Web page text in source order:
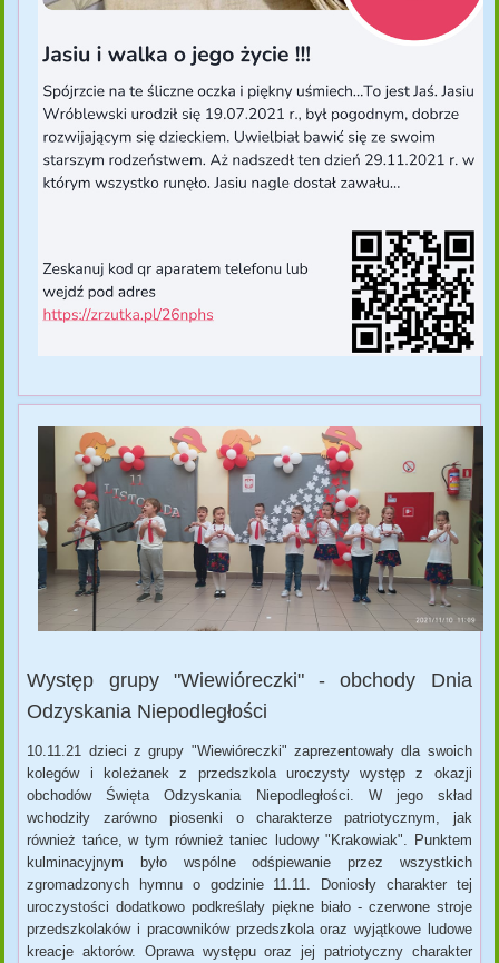
Występ grupy "Wiewióreczki" - obchody Dnia
Odzyskania Niepodległości
10.11.21 dzieci z grupy "Wiewióreczki" zaprezentowały dla swoich
kolegów i koleżanek z przedszkola uroczysty występ z okazji
obchodów Święta Odzyskania Niepodległości. W jego skład
wchodziły zarówno piosenki o charakterze patriotycznym, jak
również tańce, w tym również taniec ludowy "Krakowiak". Punktem
kulminacyjnym było wspólne odśpiewanie przez wszystkich
zgromadzonych hymnu o godzinie 11.11. Doniosły charakter tej
uroczystości dodatkowo podkreślały piękne biało - czerwone stroje
przedszkolaków i pracowników przedszkola oraz wyjątkowe ludowe
kreacje aktorów. Oprawa występu oraz jej patriotyczny charakter